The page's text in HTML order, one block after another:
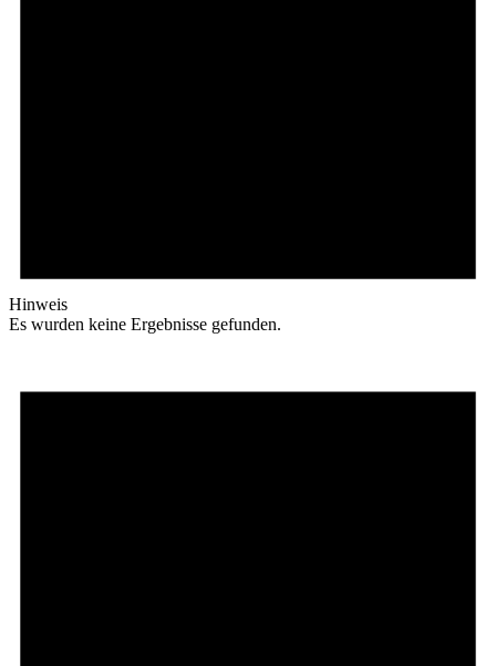
Hinweis
Es wurden keine Ergebnisse gefunden.